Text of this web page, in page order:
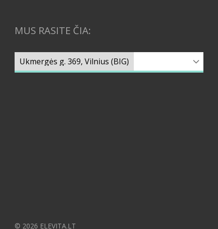
MUS RASITE ČIA:
© 2026 ELEVITA.LT